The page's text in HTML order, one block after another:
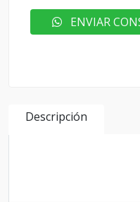
ENVIAR
Descripción